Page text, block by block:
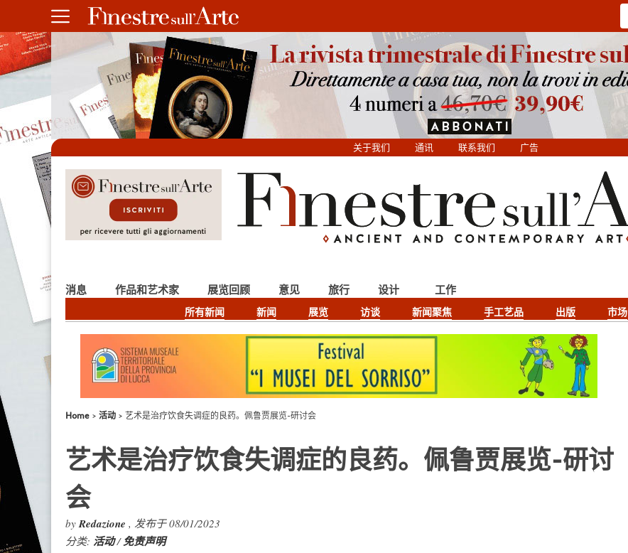
关于我们 通讯 联系我们 广告
消息
所有新闻 新闻 展览 访谈 新闻聚焦 手工艺品 出版 市场
作品和艺术家 展览回顾 意见 旅行 设计 工作
Home 活动 艺术是治疗饮食失调症的良药。佩鲁贾展览-研讨会
艺术是治疗饮食失调症的良药。佩鲁贾展览-研讨
会
byRedazione , 发布于 08/01/2023
分类: 活动/免责声明